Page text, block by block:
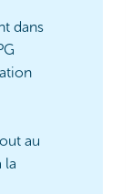
dans
au
la